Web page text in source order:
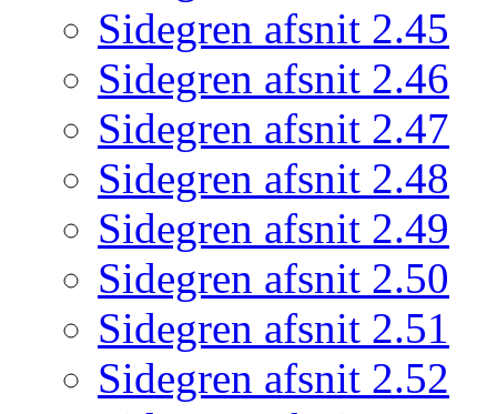
Sidegren afsnit 2.45
Sidegren afsnit 2.46
Sidegren afsnit 2.47
Sidegren afsnit 2.48
Sidegren afsnit 2.49
Sidegren afsnit 2.50
Sidegren afsnit 2.51
Sidegren afsnit 2.52